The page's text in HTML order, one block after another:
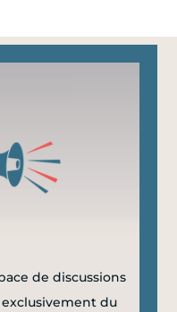
de discussions
du